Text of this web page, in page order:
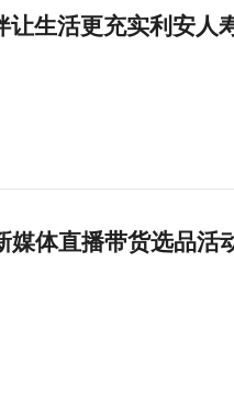
让生活更充实利安人
媒体直播带货选品活